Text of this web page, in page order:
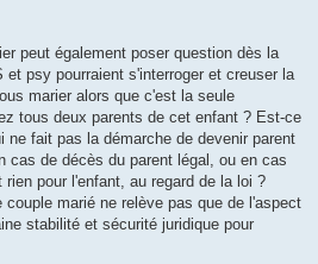
peut également poser question dès la
et psy pourraient s'interroger et creuser la
marier alors que c'est la seule
tous deux parents de cet enfant ? Est-ce
ne fait pas la démarche de devenir parent
cas de décès du parent légal, ou en cas
pour l'enfant, au regard de la loi ?
couple marié ne relève pas que de l'aspect
stabilité et sécurité juridique pour